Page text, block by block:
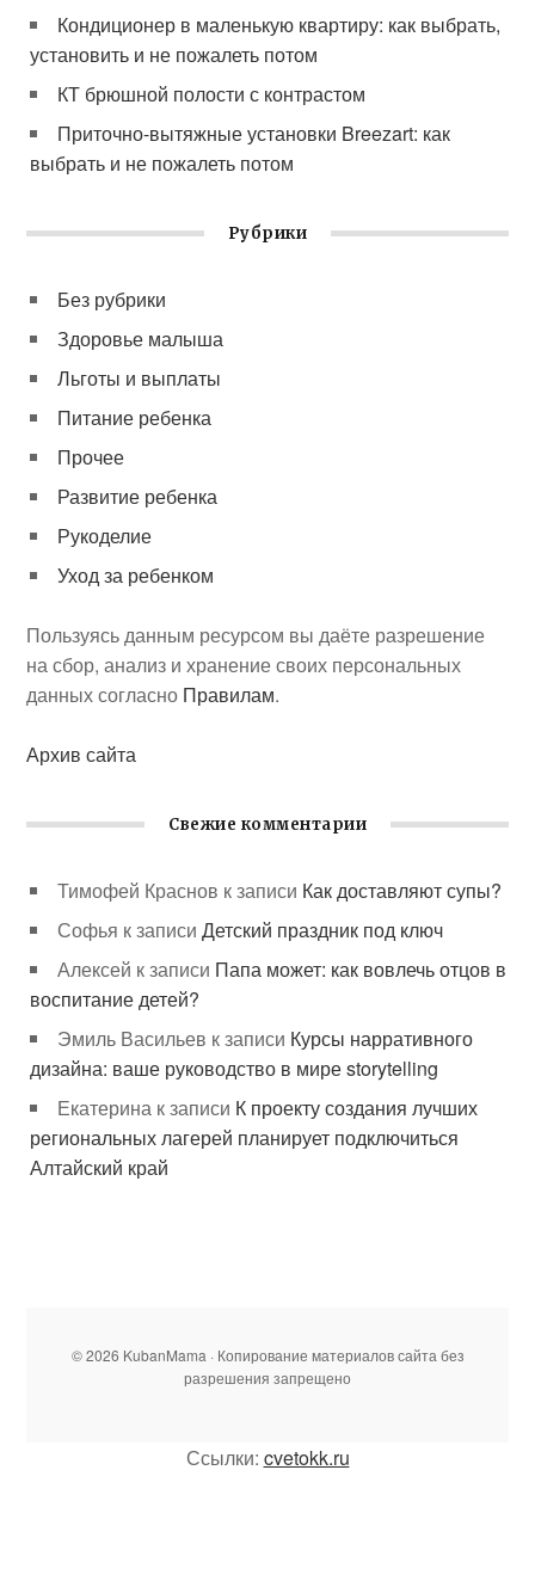
Кондиционер в маленькую квартиру: как выбрать,
установить и не пожалеть потом
КТ брюшной полости с контрастом
Приточно-вытяжные установки Breezart: как
выбрать и не пожалеть потом
Рубрики
Без рубрики
Здоровье малыша
Льготы и выплаты
Питание ребенка
Прочее
Развитие ребенка
Рукоделие
Уход за ребенком
Пользуясь данным ресурсом вы даёте разрешение
на сбор, анализ и хранение своих персональных
данных согласно Правилам.
Архив сайта
Свежие комментарии
Тимофей Краснов к записи Как доставляют супы?
Софья к записиДетский праздник под ключ
Алексей к записи Папа может: как вовлечь отцов в
воспитание детей?
Эмиль Васильев к записи Курсы нарративного
дизайна: ваше руководство в мире storytelling
Екатерина к записи К проекту создания лучших
региональных лагерей планирует подключиться
Алтайский край
© 2026 KubanMama · Копирование материалов сайта без
разрешения запрещено
Ссылки: cvetokk.ru